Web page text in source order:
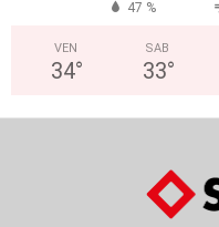
47 %
VEN
34°
SAB
33°